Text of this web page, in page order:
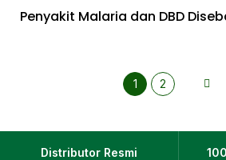
Penyakit Malaria dan DBD
1 2
Distributor Resmi